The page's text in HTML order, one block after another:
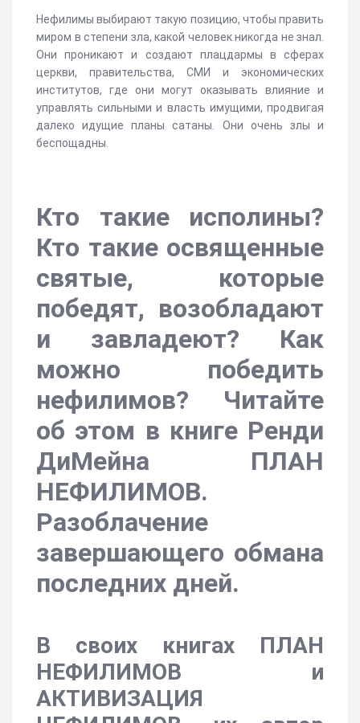
Нефилимы выбирают такую позицию, чтобы править
миром в степени зла, какой человек никогда не знал.
Они проникают и создают плацдармы в сферах
церкви, правительства, СМИ и экономических
институтов, где они могут оказывать влияние и
управлять сильными и власть имущими, продвигая
далеко идущие планы сатаны. Они очень злы и
беспощадны.
Кто такие исполины?
Кто такие освященные
святые, которые
победят, возобладают
и завладеют? Как
можно победить
нефилимов? Читайте
об этом в книге Ренди
ДиМейна ПЛАН
НЕФИЛИМОВ.
Разоблачение
завершающего обмана
последних дней.
В своих книгах ПЛАН
НЕФИЛИМОВ и
АКТИВИЗАЦИЯ